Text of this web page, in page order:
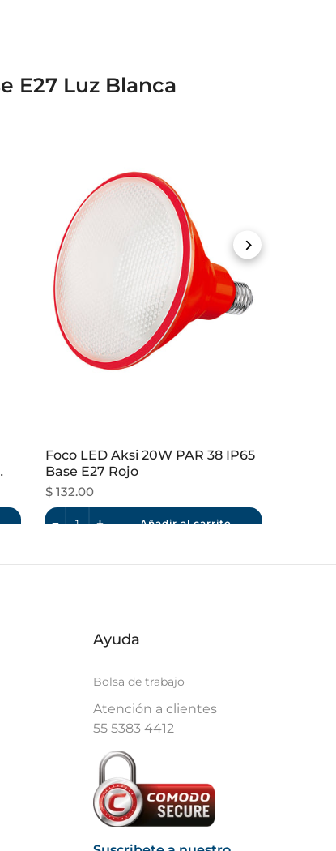
E27 Luz Blanca
Foco LED Aksi 20W PAR 38 IP65
Base E27 Rojo
$ 132.00
Añadir al carrito
Ayuda
Bolsa de trabajo
Atención a clientes
55 5383 4412